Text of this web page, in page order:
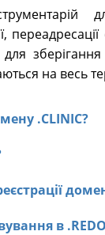
на весь
.CLINIC?
в